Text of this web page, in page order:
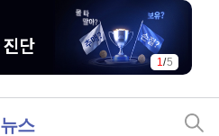
1/5
뉴스